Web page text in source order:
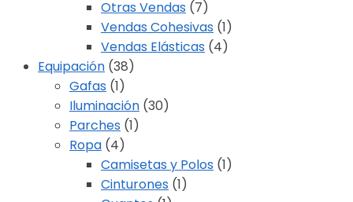
Otras Vendas (7)
Vendas Cohesivas (1)
Vendas Elásticas (4)
Equipación (38)
Gafas (1)
Iluminación (30)
Parches (1)
Ropa (4)
Camisetas y Polos (1)
Cinturones (1)